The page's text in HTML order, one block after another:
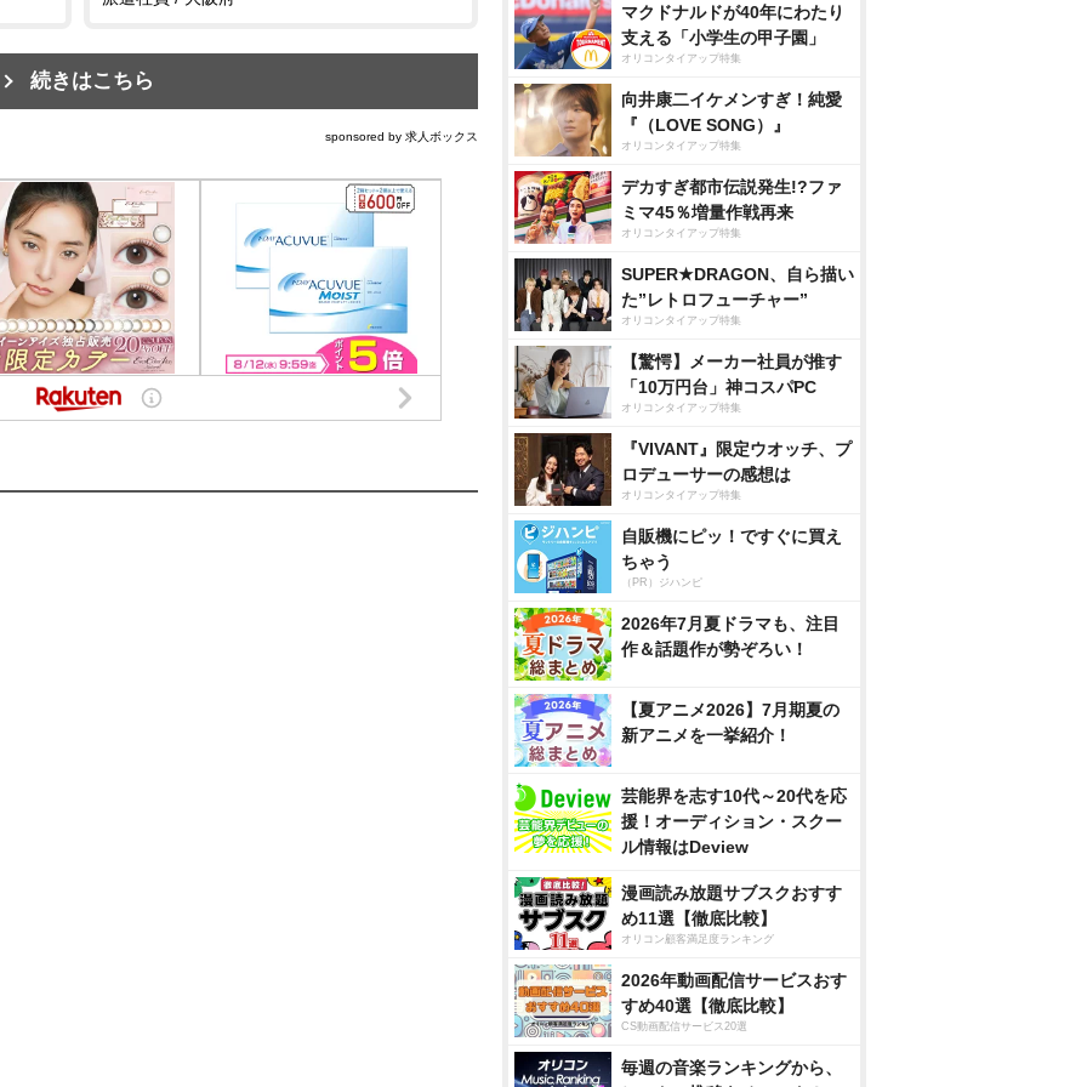
続きはこちら
sponsored by 求人ボックス
マクドナルドが40年にわたり
支える「小学生の甲子園」
オリコンタイアップ特集
向井康二イケメンすぎ！純愛
『（LOVE SONG）』
オリコンタイアップ特集
デカすぎ都市伝説発生!?ファ
ミマ45％増量作戦再来
オリコンタイアップ特集
SUPER★DRAGON、自ら描い
た”レトロフューチャー”
オリコンタイアップ特集
【驚愕】メーカー社員が推す
「10万円台」神コスパPC
オリコンタイアップ特集
『VIVANT』限定ウオッチ、プ
ロデューサーの感想は
オリコンタイアップ特集
自販機にピッ！ですぐに買え
ちゃう
（PR）ジハンピ
2026年7月夏ドラマも、注目
作＆話題作が勢ぞろい！
【夏アニメ2026】7月期夏の
新アニメを一挙紹介！
芸能界を志す10代～20代を応
援！オーディション・スクー
ル情報はDeview
漫画読み放題サブスクおすす
め11選【徹底比較】
オリコン顧客満足度ランキング
2026年動画配信サービスおす
すめ40選【徹底比較】
CS動画配信サービス20選
毎週の音楽ランキングから、